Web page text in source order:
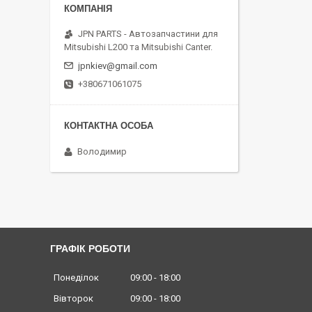
JPN PARTS - Автозапчастини для
Mitsubishi L200 та Mitsubishi Canter.
jpnkiev@gmail.com
+380671061075
Володимир
ГРАФІК РОБОТИ
Понеділок 09:00
18:00
Вівторок
09:00
18:00